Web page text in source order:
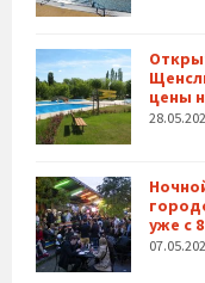
цены
уже с